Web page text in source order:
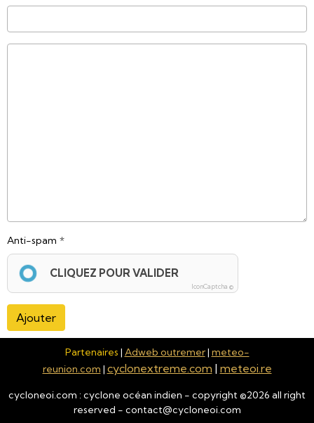
Anti-spam
CLIQUEZ POUR VALIDER
IconCaptcha ©
Ajouter
Partenaires | Adweb outremer| meteo-
reunion.com | cyclonextreme.com | meteoi.re
cycloneoi.com : cyclone océan indien - copyright ©2026 all right
reserved - contact@cycloneoi.com